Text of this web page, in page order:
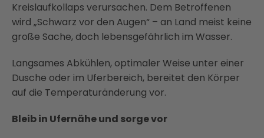
Kreislaufkollaps verursachen. Dem Betroffenen
wird „Schwarz vor den Augen“ – an Land meist keine
große Sache, doch lebensgefährlich im Wasser.
Langsames Abkühlen, optimaler Weise unter einer
Dusche oder im Uferbereich, bereitet den Körper
auf die Temperaturänderung vor.
Bleib in Ufernähe und sorge vor